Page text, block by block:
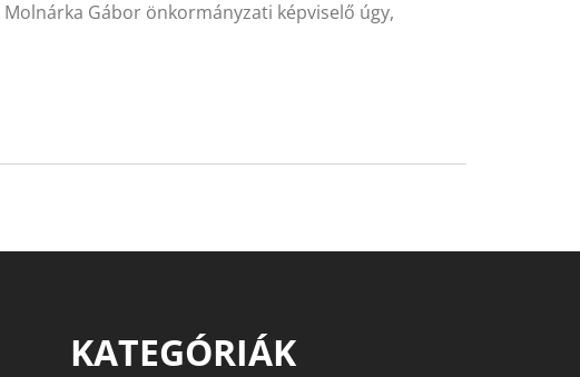
Gábor önkormányzati képviselő úgy,
KATEGÓRIÁK